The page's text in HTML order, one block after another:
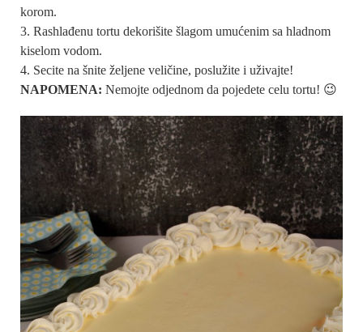
korom.
Rashlađenu tortu dekorišite šlagom umućenim sa hladnom
kiselom vodom.
Secite na šnite željene veličine, poslužite i uživajte!
NAPOMENA: Nemojte odjednom da pojedete celu tortu! 😉